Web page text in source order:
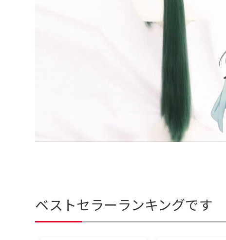
ベストセラーランキングです